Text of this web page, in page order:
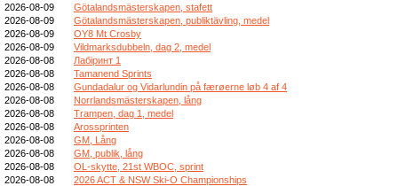
2026-08-09
Götalandsmästerskapen, stafett
2026-08-09
Götalandsmästerskapen, publiktävling, medel
2026-08-09
OY8 Mt Crosby
2026-08-09
Vildmarksdubbeln, dag 2, medel
2026-08-08
Лабіринт 1
2026-08-08
Tamanend Sprints
2026-08-08
Gundadalur og Vidarlundin på færøerne løb 4 af 4
2026-08-08
Norrlandsmästerskapen, lång
2026-08-08
Trampen, dag 1, medel
2026-08-08
Arossprinten
2026-08-08
GM, Lång
2026-08-08
GM, publik, lång
2026-08-08
OL-skytte, 21st WBOC, sprint
2026-08-08
2026 ACT & NSW Ski-O Championships